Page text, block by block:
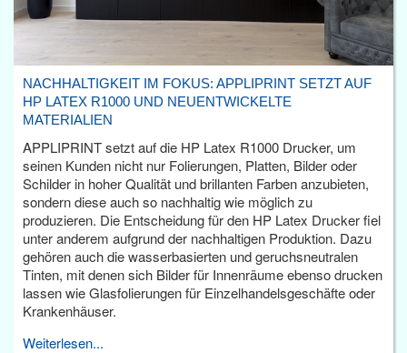
NACHHALTIGKEIT IM FOKUS: APPLIPRINT SETZT AUF
HP LATEX R1000 UND NEUENTWICKELTE
MATERIALIEN
APPLIPRINT setzt auf die HP Latex R1000 Drucker, um
seinen Kunden nicht nur Folierungen, Platten, Bilder oder
Schilder in hoher Qualität und brillanten Farben anzubieten,
sondern diese auch so nachhaltig wie möglich zu
produzieren. Die Entscheidung für den HP Latex Drucker fiel
unter anderem aufgrund der nachhaltigen Produktion. Dazu
gehören auch die wasserbasierten und geruchsneutralen
Tinten, mit denen sich Bilder für Innenräume ebenso drucken
lassen wie Glasfolierungen für Einzelhandelsgeschäfte oder
Krankenhäuser.
Weiterlesen...